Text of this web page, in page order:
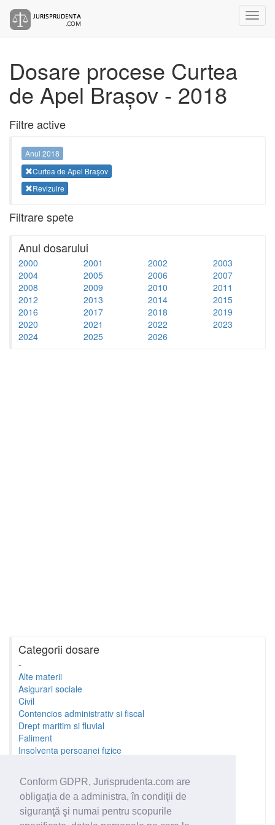
Conform GDPR, Jurisprudenta.com are
obligaţia de a administra, în condiţii de
siguranţă şi numai pentru scopurile
Dosare procese Curtea
de Apel Brașov - 2018
Filtre active
Anul 2018
Curtea de Apel Brașov
Revizuire
Filtrare spete
Anul dosarului
2000 2001 2002
2003
2004
2005 2006
2007
2008
2009 2010
2011
2012
2013 2014
2015
2016
2017 2018
2019
2020
2021 2022
2023
2024
2025 2026
Categorii dosare
-
Alte materii
Asigurari sociale
Civil
Contencios administrativ si fiscal
Drept maritim si fluvial
Faliment
Insolventa persoanei fizice
Minori si familie
Penal
Proprietate Intelectuala